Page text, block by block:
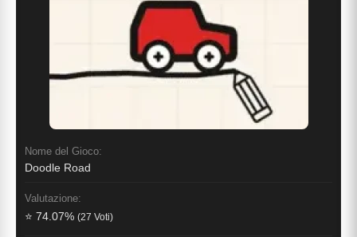
Nome del Gioco:
Doodle Road
Valutazione:
⭐ 74.07% (27 Voti)